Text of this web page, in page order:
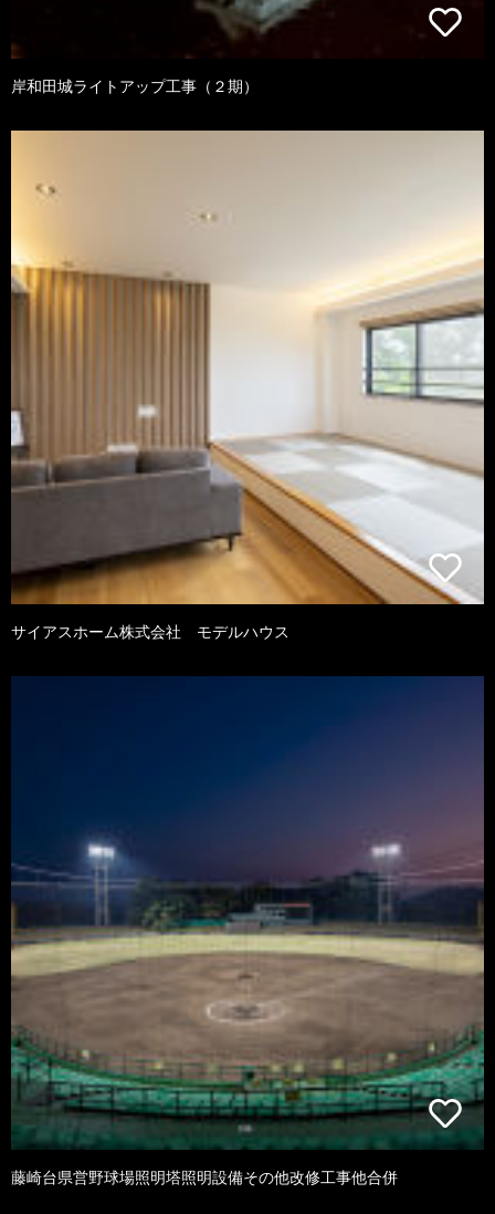
岸和田城ライトアップ工事（２期）
サイアスホーム株式会社 モデルハウス
藤崎台県営野球場照明塔照明設備その他改修工事他合併